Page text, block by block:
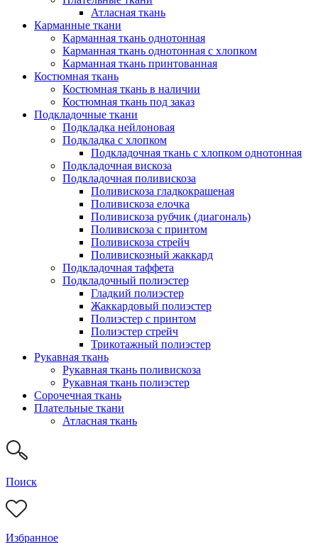
Атласная ткань
Карманные ткани
Карманная ткань однотонная
Карманная ткань однотонная с хлопком
Карманная ткань принтованная
Костюмная ткань
Костюмная ткань в наличии
Костюмная ткань под заказ
Подкладочные ткани
Подкладка нейлоновая
Подкладка с хлопком
Подкладочная ткань с хлопком однотонная
Подкладочная вискоза
Подкладочная поливискоза
Поливискоза гладкокрашеная
Поливискоза елочка
Поливискоза рубчик (диагональ)
Поливискоза с принтом
Поливискоза стрейч
Поливискозный жаккард
Подкладочная таффета
Подкладочный полиэстер
Гладкий полиэстер
Жаккардовый полиэстер
Полиэстер с принтом
Полиэстер стрейч
Трикотажный полиэстер
Рукавная ткань
Рукавная ткань поливискоза
Рукавная ткань полиэстер
Сорочечная ткань
Плательные ткани
Атласная ткань
Поиск
Избранное